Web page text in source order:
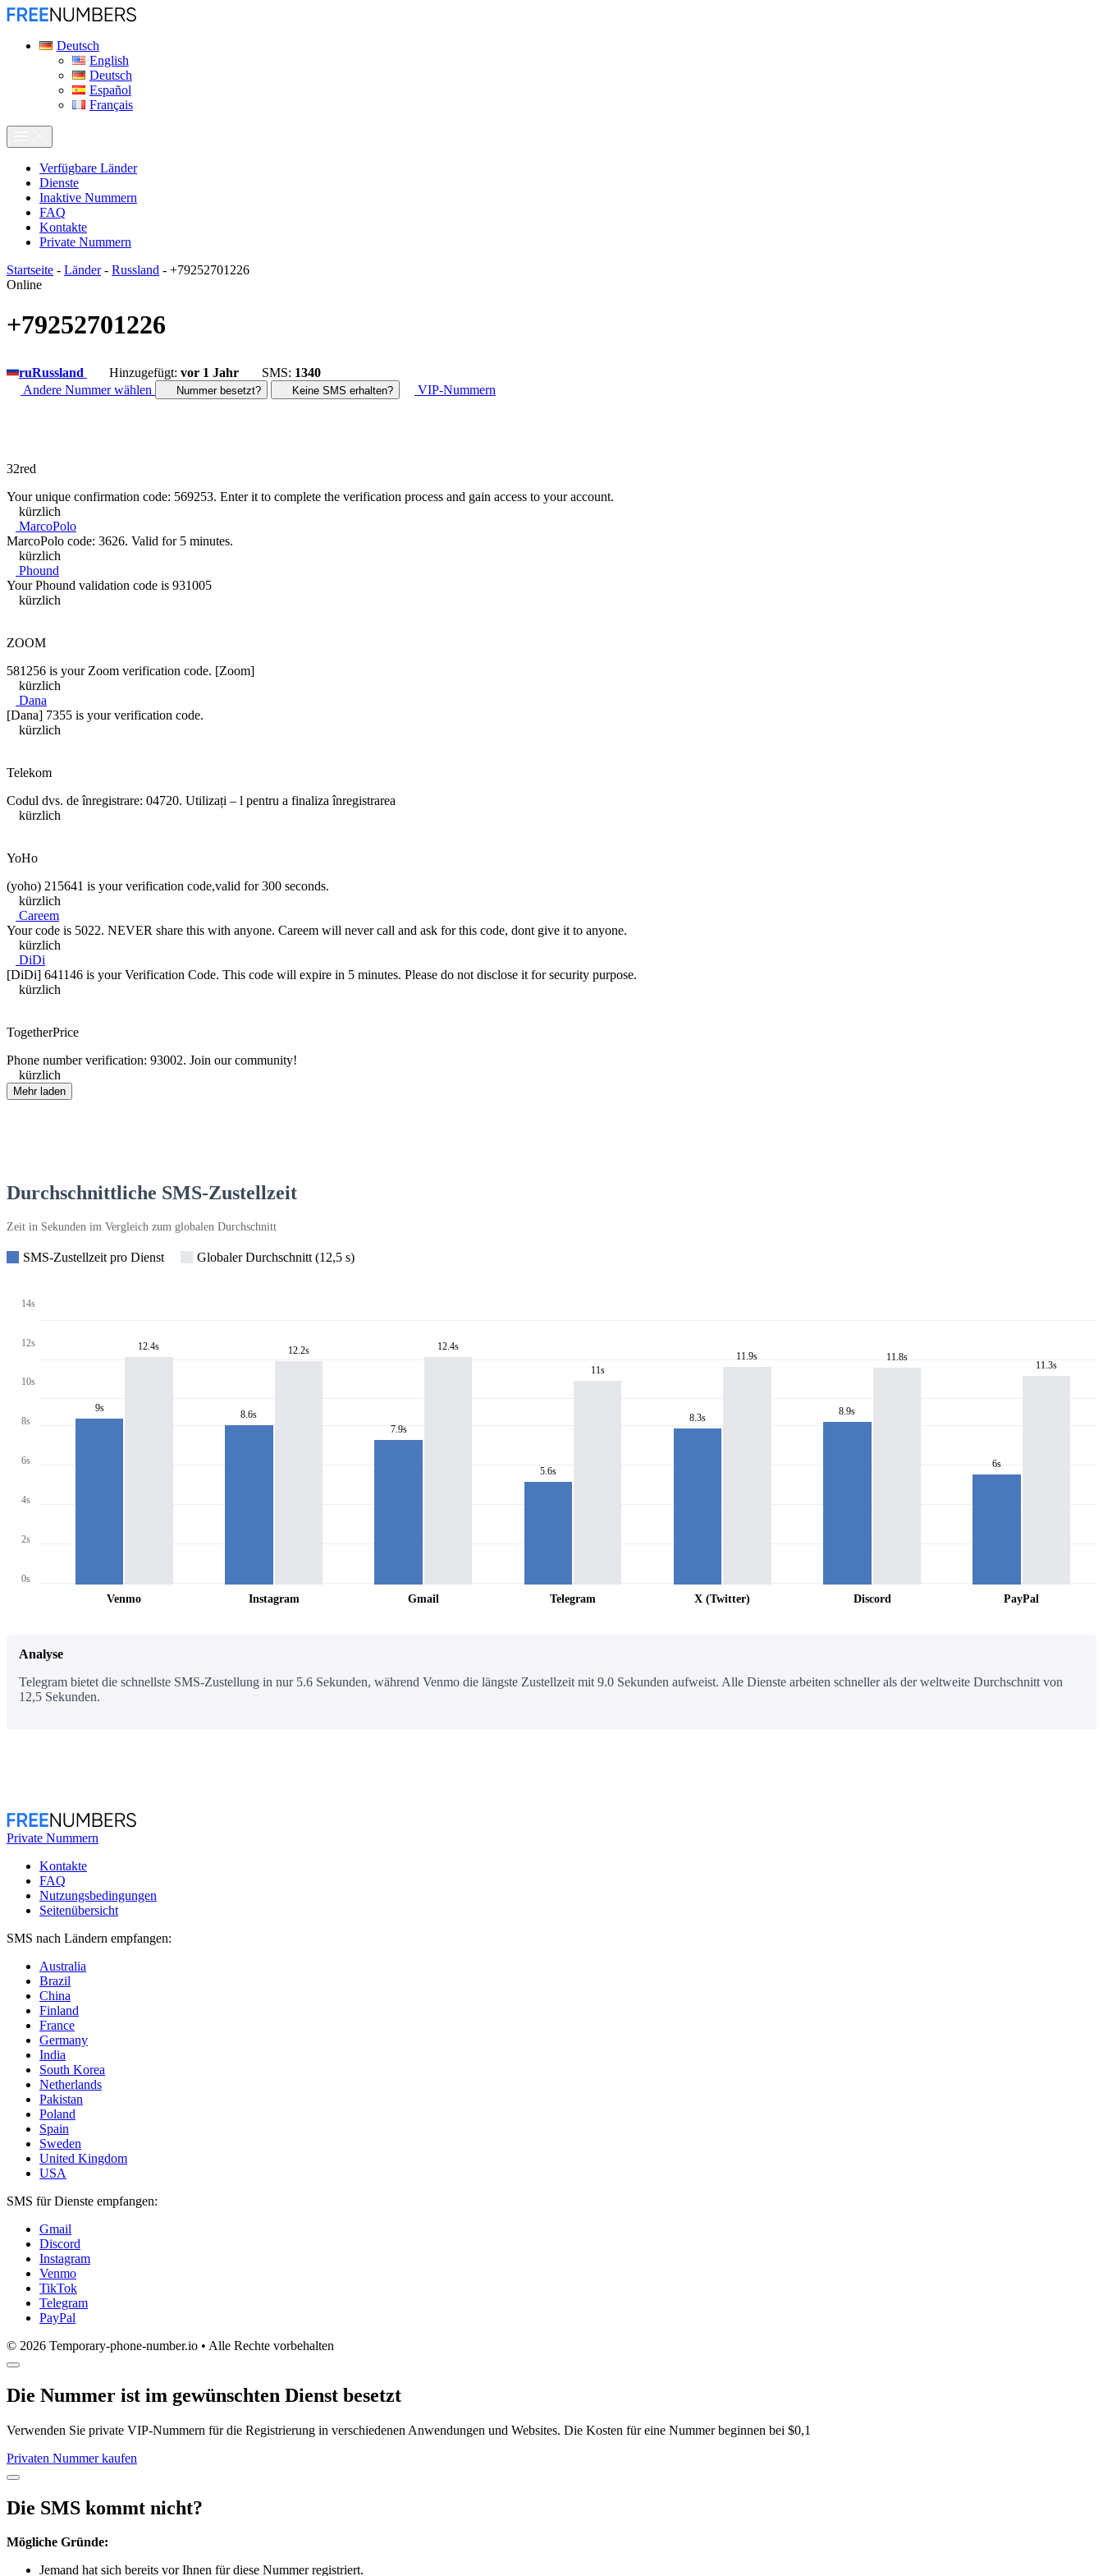
Deutsch
English
Deutsch
Español
Français
Verfügbare Länder
Dienste
Inaktive Nummern
FAQ
Kontakte
Private Nummern
Startseite - Länder- Russland - +79252701226
Online
+79252701226
ruRussland Hinzugefügt: vor 1 Jahr SMS: 1340
Andere Nummer wählen
Nummer besetzt? Keine SMS erhalten? VIP-Nummern
32red
Your unique confirmation code: 569253. Enter it to complete the verification process and gain access to your account.
kürzlich
MarcoPolo
MarcoPolo code: 3626. Valid for 5 minutes.
kürzlich
Phound
Your Phound validation code is 931005
kürzlich
ZOOM
581256 is your Zoom verification code. [Zoom]
kürzlich
Dana
[Dana] 7355 is your verification code.
kürzlich
Telekom
Codul dvs. de înregistrare: 04720. Utilizați – l pentru a finaliza înregistrarea
kürzlich
YoHo
(yoho) 215641 is your verification code,valid for 300 seconds.
kürzlich
Careem
Your code is 5022. NEVER share this with anyone. Careem will never call and ask for this code, dont give it to anyone.
kürzlich
DiDi
[DiDi] 641146 is your Verification Code. This code will expire in 5 minutes. Please do not disclose it for security purpose.
kürzlich
TogetherPrice
Phone number verification: 93002. Join our community!
kürzlich
Mehr laden
Durchschnittliche SMS-Zustellzeit
Zeit in Sekunden im Vergleich zum globalen Durchschnitt
SMS-Zustellzeit pro Dienst Globaler Durchschnitt (12,5 s)
14s
12s
10s
8s
6s
4s
2s
0s
9s
12.4s
Venmo
8.6s
12.2s
Instagram
7.9s
12.4s
Gmail
5.6s
11s
Telegram
8.3s
11.9s
X (Twitter)
8.9s
11.8s
Discord
6s
11.3s
PayPal
Analyse
Telegram bietet die schnellste SMS-Zustellung in nur 5.6 Sekunden, während Venmo die längste Zustellzeit mit 9.0 Sekunden aufweist. Alle Dienste arbeiten schneller als der weltweite Durchschnitt von
12,5 Sekunden.
Private Nummern
Kontakte
FAQ
Nutzungsbedingungen
Seitenübersicht
SMS nach Ländern empfangen:
Australia
Brazil
China
Finland
France
Germany
India
South Korea
Netherlands
Pakistan
Poland
Spain
Sweden
United Kingdom
USA
SMS für Dienste empfangen:
Gmail
Discord
Instagram
Venmo
TikTok
Telegram
PayPal
© 2026 Temporary-phone-number.io • Alle Rechte vorbehalten
Die Nummer ist im gewünschten Dienst besetzt
Verwenden Sie private VIP-Nummern für die Registrierung in verschiedenen Anwendungen und Websites. Die Kosten für eine Nummer beginnen bei $0,1
Privaten Nummer kaufen
Die SMS kommt nicht?
Mögliche Gründe:
Jemand hat sich bereits vor Ihnen für diese Nummer registriert.